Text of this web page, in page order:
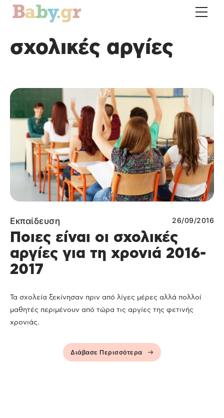
σχολικές αργίες
Εκπαίδευση 26/09/2016
Ποιες είναι οι σχολικές
αργίες για τη χρονιά 2016-
2017
Τα σχολεία ξεκίνησαν πριν από λίγες μέρες αλλά πολλοί
μαθητές περιμένουν από τώρα τις αργίες της φετινής
χρονιάς.
Διάβασε Περισσότερα